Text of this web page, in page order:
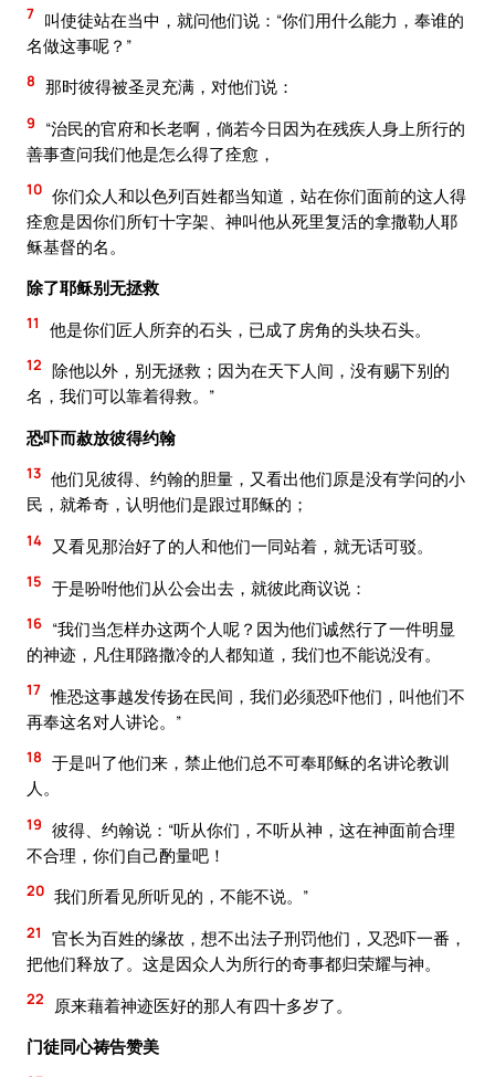
7 叫使徒站在当中，就问他们说：“你们用什么能力，奉谁的
名做这事呢？”
8 那时彼得被圣灵充满，对他们说：
9
“治民的官府和长老啊，倘若今日因为在残疾人身上所行的
善事查问我们他是怎么得了痊愈，
10 你们众人和以色列百姓都当知道，站在你们面前的这人得
痊愈是因你们所钉十字架、神叫他从死里复活的拿撒勒人耶
稣基督的名。
除了耶稣别无拯救
11 他是你们匠人所弃的石头，已成了房角的头块石头。
12 除他以外，别无拯救；因为在天下人间，没有赐下别的
名，我们可以靠着得救。”
恐吓而赦放彼得约翰
13 他们见彼得、约翰的胆量，又看出他们原是没有学问的小
民，就希奇，认明他们是跟过耶稣的；
14 又看见那治好了的人和他们一同站着，就无话可驳。
15 于是吩咐他们从公会出去，就彼此商议说：
16 “我们当怎样办这两个人呢？因为他们诚然行了一件明显
的神迹，凡住耶路撒冷的人都知道，我们也不能说没有。
17 惟恐这事越发传扬在民间，我们必须恐吓他们，叫他们不
再奉这名对人讲论。”
18 于是叫了他们来，禁止他们总不可奉耶稣的名讲论教训
人。
19 彼得、约翰说：“听从你们，不听从神，这在神面前合理
不合理，你们自己酌量吧！
20 我们所看见所听见的，不能不说。”
21
官长为百姓的缘故，想不出法子刑罚他们，又恐吓一番，
把他们释放了。这是因众人为所行的奇事都归荣耀与神。
22
原来藉着神迹医好的那人有四十多岁了。
门徒同心祷告赞美